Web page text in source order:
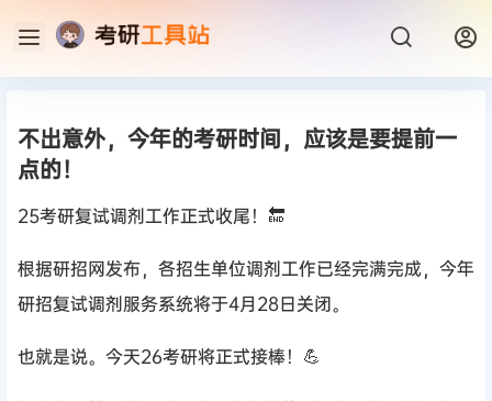
不出意外，今年的考研时间，应该是要提前一
点的！
25考研复试调剂工作正式收尾！🔚
根据研招网发布，各招生单位调剂工作已经完满完成，今年
研招复试调剂服务系统将于4月28日关闭。
也就是说。今天26考研将正式接棒！💪